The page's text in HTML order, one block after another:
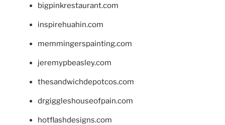
bigpinkrestaurant.com
inspirehuahin.com
memmingerspainting.com
jeremypbeasley.com
thesandwichdepotcos.com
drgiggleshouseofpain.com
hotflashdesigns.com